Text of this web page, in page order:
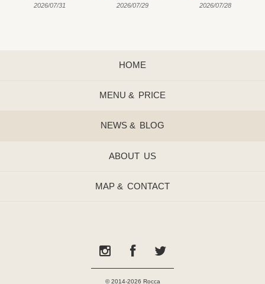
2026/07/31 2026/07/29 2026/07/28
HOME
MENU & PRICE
NEWS & BLOG
ABOUT US
MAP & CONTACT
© 2014-2026 Rocca